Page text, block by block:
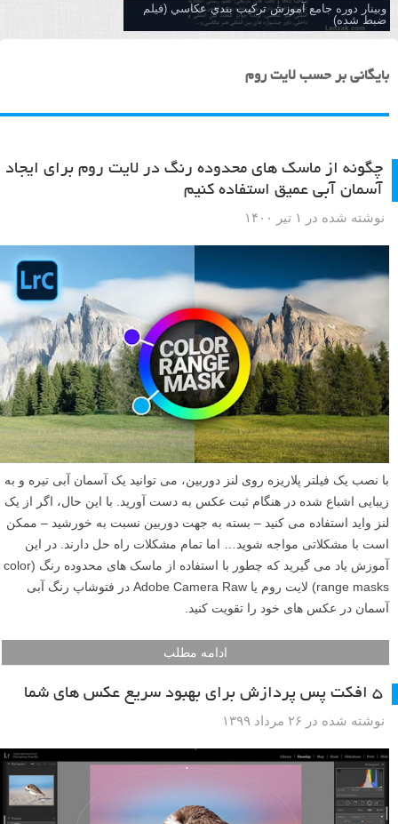
وبینار دوره جامع آموزش تركيب بندي عكاسي (فیلم
ضبط شده)
بایگانی بر حسب لایت روم
چگونه از ماسک های محدوده رنگ در لایت روم برای ایجاد
آسمان آبی عمیق استفاده کنیم
نوشته شده در ۱ تیر ۱۴۰۰
با نصب یک فیلتر پلاریزه روی لنز دوربین، می توانید یک آسمان آبی تیره و به
زیبایی اشباع شده در هنگام ثبت عکس به دست آورید. با این حال، اگر از یک
لنز واید استفاده می کنید – بسته به جهت دوربین نسبت به خورشید – ممکن
است با مشکلاتی مواجه شوید… اما تمام مشکلات راه حل دارند. در این
آموزش یاد می گیرید که چطور با استفاده از ماسک های محدوده رنگ (color
range masks) لایت روم یا Adobe Camera Raw در فتوشاپ رنگ آبی
آسمان در عکس های خود را تقویت کنید.
ادامه مطلب
۵ افکت پس پردازش برای بهبود سریع عکس های شما
نوشته شده در ۲۶ مرداد ۱۳۹۹